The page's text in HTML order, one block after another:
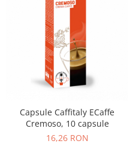
Capsule Caffitaly ECaffe
Cremoso, 10 capsule
16,26 RON